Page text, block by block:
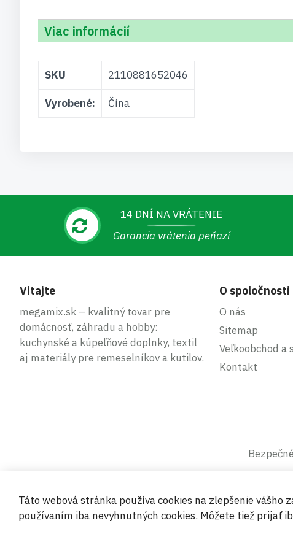
Viac informácií
informácií
SKU 2110881652046
Vyrobené: Čína
14 DNÍ NA VRÁTENIE
Garancia vrátenia peňazí
Vitajte
megamix.sk – kvalitný tovar pre
domácnosť, záhradu a hobby:
kuchynské a kúpeľňové doplnky, textil
aj materiály pre remeselníkov a kutilov.
O spoločnosti
O nás
Sitemap
Veľkoobchod a
Kontakt
© 2019-2026 Megamix s.r.o.
Táto webová stránka používa cookies na zlepšenie
používaním iba nevyhnutných cookies. Môžete tiež prijať